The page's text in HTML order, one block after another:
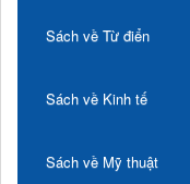
Sách về Từ điển
Sách về Kinh tế
Sách về Mỹ thuật